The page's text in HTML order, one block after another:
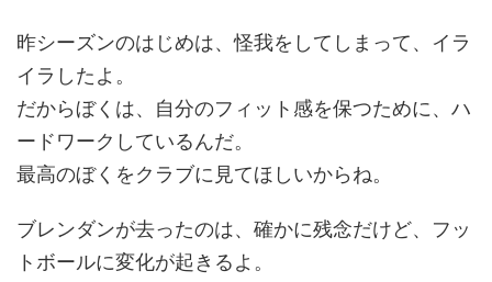
昨シーズンのはじめは、怪我をしてしまって、イラ
イラしたよ。
だからぼくは、自分のフィット感を保つために、ハ
ードワークしているんだ。
最高のぼくをクラブに見てほしいからね。
ブレンダンが去ったのは、確かに残念だけど、フッ
トボールに変化が起きるよ。